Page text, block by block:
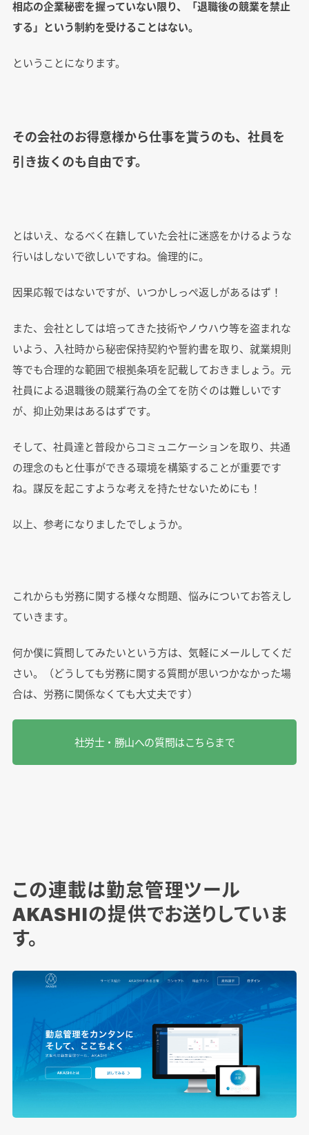
相応の企業秘密を握っていない限り、「退職後の競業を禁止
する」という制約を受けることはない。
ということになります。
その会社のお得意様から仕事を貰うのも、社員を
引き抜くのも自由です。
とはいえ、なるべく在籍していた会社に迷惑をかけるような
行いはしないで欲しいですね。倫理的に。
因果応報ではないですが、いつかしっぺ返しがあるはず！
また、会社としては培ってきた技術やノウハウ等を盗まれな
いよう、入社時から秘密保持契約や誓約書を取り、就業規則
等でも合理的な範囲で根拠条項を記載しておきましょう。元
社員による退職後の競業行為の全てを防ぐのは難しいです
が、抑止効果はあるはずです。
そして、社員達と普段からコミュニケーションを取り、共通
の理念のもと仕事ができる環境を構築することが重要です
ね。謀反を起こすような考えを持たせないためにも！
以上、参考になりましたでしょうか。
これからも労務に関する様々な問題、悩みについてお答えし
ていきます。
何か僕に質問してみたいという方は、気軽にメールしてくだ
さい。（どうしても労務に関する質問が思いつかなかった場
合は、労務に関係なくても大丈夫です）
社労士・勝山への質問はこちらまで
この連載は勤怠管理ツール
AKASHIの提供でお送りしていま
す。